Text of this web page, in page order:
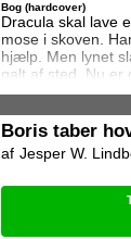
Dracula skal lave
mose i skoven.
hjælp. Men lynet
galt af sted. Nu er
ham.
Bog (hardcover)
Boris taber
Jesper W.